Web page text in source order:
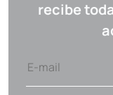
recibe